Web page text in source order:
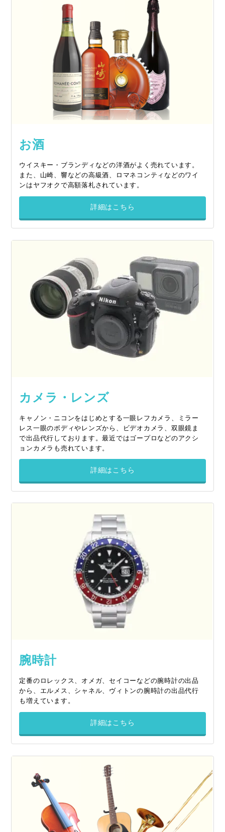
お酒
ウイスキー・ブランディなどの洋酒がよく売れています。
また、山崎、響などの高級酒、ロマネコンティなどのワイ
ンはヤフオクで高額落札されています。
詳細はこちら
カメラ・レンズ
キャノン・ニコンをはじめとする一眼レフカメラ、ミラー
レス一眼のボディやレンズから、ビデオカメラ、双眼鏡ま
で出品代行しております。最近ではゴープロなどのアクシ
ョンカメラも売れています。
詳細はこちら
腕時計
定番のロレックス、オメガ、セイコーなどの腕時計の出品
から、エルメス、シャネル、ヴィトンの腕時計の出品代行
も増えています。
詳細はこちら